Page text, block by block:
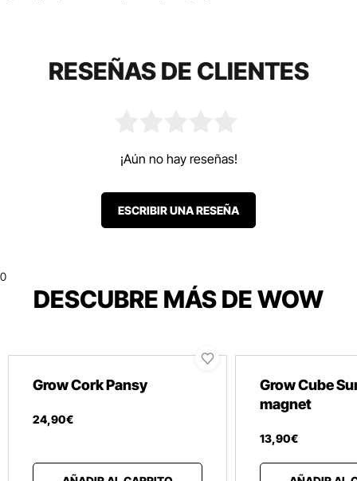
RESEÑAS DE CLIENTES
¡Aún no hay reseñas!
ESCRIBIR UNA RESEÑA
0
DESCUBRE MÁS DE WOW
Grow Cork Pansy
24,90€
Grow Cube
magnet
13,90€